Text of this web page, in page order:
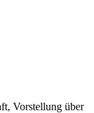
Vorstellung über